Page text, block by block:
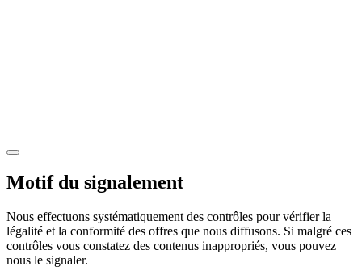
Motif du signalement
Nous effectuons systématiquement des contrôles pour vérifier la
légalité et la conformité des offres que nous diffusons. Si malgré ces
contrôles vous constatez des contenus inappropriés, vous pouvez
nous le signaler.